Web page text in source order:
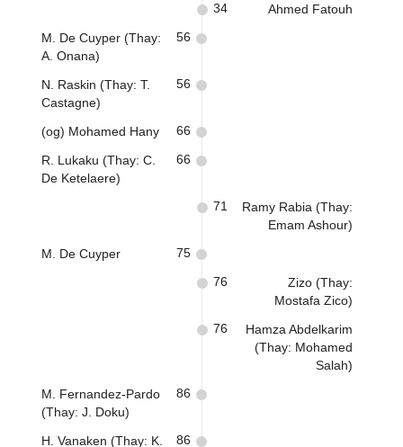
Ahmed Fatouh
34
M. De Cuyper (Thay:
A. Onana)
56
N. Raskin (Thay: T.
Castagne)
56
(og) Mohamed Hany 66
R. Lukaku (Thay: C.
De Ketelaere)
66
Ramy Rabia (Thay:
Emam Ashour)
71
M. De Cuyper 75
Zizo (Thay:
Mostafa Zico)
76
Hamza Abdelkarim
(Thay: Mohamed
Salah)
76
M. Fernandez-Pardo
(Thay: J. Doku)
86
H. Vanaken (Thay: K.
86